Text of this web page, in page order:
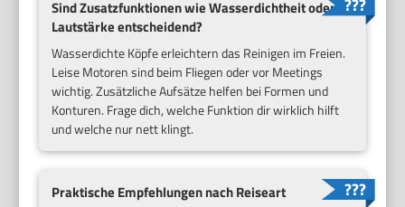
Sind Zusatzfunktionen wie Wasserdichtheit oder
Lautstärke entscheidend?
Wasserdichte Köpfe erleichtern das Reinigen im Freien.
Leise Motoren sind beim Fliegen oder vor Meetings
wichtig. Zusätzliche Aufsätze helfen bei Formen und
Konturen. Frage dich, welche Funktion dir wirklich hilft
und welche nur nett klingt.
Praktische Empfehlungen nach Reiseart